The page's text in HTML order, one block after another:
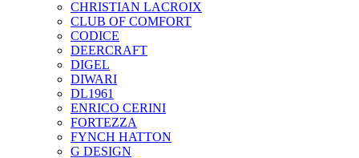
CHRISTIAN LACROIX
CLUB OF COMFORT
CODICE
DEERCRAFT
DIGEL
DIWARI
DL1961
ENRICO CERINI
FORTEZZA
FYNCH HATTON
G DESIGN